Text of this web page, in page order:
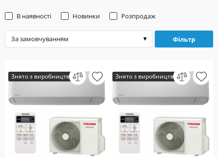
Фільтр
В наявності Новинки Розпродаж
Знято з виробництва Знято з виробництва